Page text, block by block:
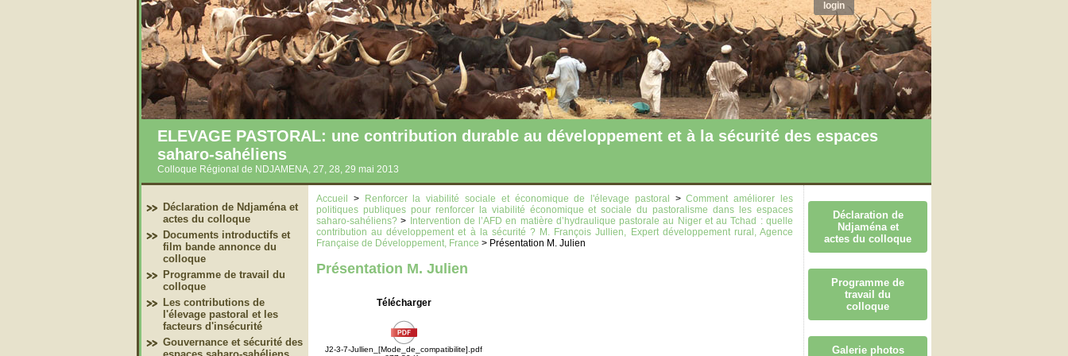
ELEVAGE PASTORAL: une contribution durable au développement et à la sécurité des espaces
saharo-sahéliens
Colloque Régional de NDJAMENA, 27, 28, 29 mai 2013
Déclaration de Ndjaména et
actes du colloque
Documents introductifs et
film bande annonce du
colloque
Programme de travail du
colloque
Les contributions de
l'élevage pastoral et les
facteurs d'insécurité
Gouvernance et sécurité des
Accueil > Renforcer la viabilité sociale et économique de l'élevage pastoral >Comment améliorer les
politiques publiques pour renforcer la viabilité économique et sociale du pastoralisme dans les espaces
saharo-sahéliens? > Intervention de l’AFD en matière d’hydraulique pastorale au Niger et au Tchad : quelle
contribution au développement et à la sécurité ? M. François Jullien, Expert développement rural, Agence
Française de Développement, France > Présentation M. Julien
Présentation M. Julien
Télécharger
J2-3-7-Jullien_[Mode_de_compatibilite].pdf
Déclaration de
Ndjaména et
actes du colloque
Programme de
travail du
colloque
Galerie photos
login